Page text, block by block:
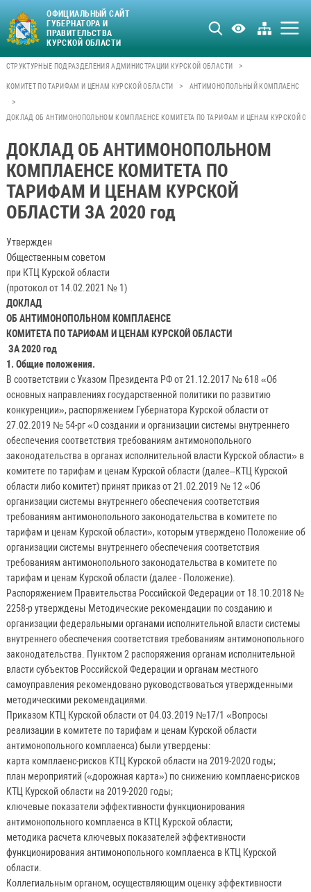
ОФИЦИАЛЬНЫЙ САЙТ
ГУБЕРНАТОРА И
ПРАВИТЕЛЬСТВА
КУРСКОЙ ОБЛАСТИ
СТРУКТУРНЫЕ ПОДРАЗДЕЛЕНИЯ АДМИНИСТРАЦИИ КУРСКОЙ ОБЛАСТИ >
КОМИТЕТ ПО ТАРИФАМ И ЦЕНАМ КУРСКОЙ ОБЛАСТИ > АНТИМОНОПОЛЬНЫЙ КОМПЛАЕНС
>
ДОКЛАД ОБ АНТИМОНОПОЛЬНОМ КОМПЛАЕНСЕ КОМИТЕТА ПО ТАРИФАМ И ЦЕНАМ КУРСКОЙ
ДОКЛАД ОБ АНТИМОНОПОЛЬНОМ
КОМПЛАЕНСЕ КОМИТЕТА ПО
ТАРИФАМ И ЦЕНАМ КУРСКОЙ
ОБЛАСТИ ЗА 2020 год
Утвержден
Общественным советом
при КТЦ Курской области
(протокол от 14.02.2021 № 1)
ДОКЛАД
ОБ АНТИМОНОПОЛЬНОМ КОМПЛАЕНСЕ
КОМИТЕТА ПО ТАРИФАМ И ЦЕНАМ КУРСКОЙ ОБЛАСТИ
ЗА 2020 год
1. Общие положения.
В соответствии с Указом Президента РФ от 21.12.2017 № 618 «Об
основных направлениях государственной политики по развитию
конкуренции», распоряжением Губернатора Курской области от
27.02.2019 № 54-рг «О создании и организации системы внутреннего
обеспечения соответствия требованиям антимонопольного
законодательства в органах исполнительной власти Курской области» в
комитете по тарифам и ценам Курской области (далее–КТЦ Курской
области либо комитет) принят приказ от 21.02.2019 № 12 «Об
организации системы внутреннего обеспечения соответствия
требованиям антимонопольного законодательства в комитете по
тарифам и ценам Курской области», которым утверждено Положение об
организации системы внутреннего обеспечения соответствия
требованиям антимонопольного законодательства в комитете по
тарифам и ценам Курской области (далее - Положение).
Распоряжением Правительства Российской Федерации от 18.10.2018 №
2258-р утверждены Методические рекомендации по созданию и
организации федеральными органами исполнительной власти системы
внутреннего обеспечения соответствия требованиям антимонопольного
законодательства. Пунктом 2 распоряжения органам исполнительной
власти субъектов Российской Федерации и органам местного
самоуправления рекомендовано руководствоваться утвержденными
методическими рекомендациями.
Приказом КТЦ Курской области от 04.03.2019 №17/1 «Вопросы
реализации в комитете по тарифам и ценам Курской области
антимонопольного комплаенса) были утвердены:
карта комплаенс-рисков КТЦ Курской области на 2019-2020 годы;
план мероприятий («дорожная карта») по снижению комплаенс-рисков
КТЦ Курской области на 2019-2020 годы;
ключевые показатели эффективности функционирования
антимонопольного комплаенса в КТЦ Курской области;
методика расчета ключевых показателей эффективности
функционирования антимонопольного комплаенса в КТЦ Курской
области.
Коллегиальным органом, осуществляющим оценку эффективности